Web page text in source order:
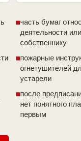
часть бумаг
деятельности
собственнику
пожарные
огнетушителей
устарели
после
нет понятного
первым